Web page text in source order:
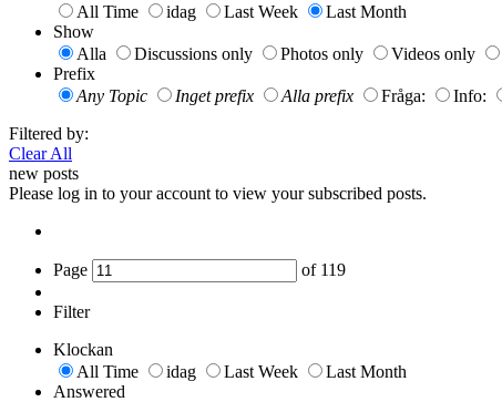
All Time
idag Last Week
Last Month
Show
Alla
Discussions only Photos only Videos only
Prefix
Any Topic
Inget prefix Alla prefix Fråga: Info:
Filtered by:
Clear All
new posts
Please log in to your account to view your subscribed posts.
Page of 119
Filter
Klockan
All Time
idag Last Week
Last Month
Answered